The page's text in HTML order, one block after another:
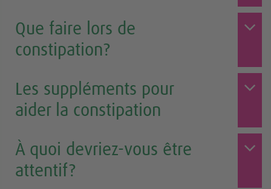
Que faire lors de
constipation?
Les suppléments pour
aider la constipation
À quoi devriez-vous être
attentif?